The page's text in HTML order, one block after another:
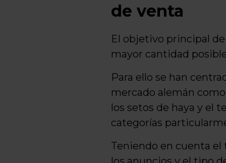
de venta
El objetivo principal
mayor cantidad
Para ello se han
mercado alemán
los setos de haya y el
categorías
Teniendo en cuenta el